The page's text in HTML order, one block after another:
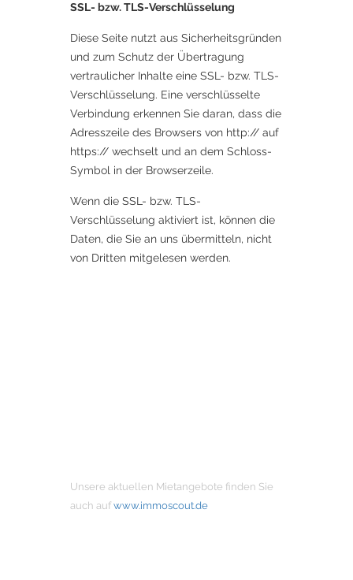
SSL- bzw. TLS-Verschlüsselung
Diese Seite nutzt aus Sicherheitsgründen
und zum Schutz der Übertragung
vertraulicher Inhalte eine SSL- bzw. TLS-
Verschlüsselung. Eine verschlüsselte
Verbindung erkennen Sie daran, dass die
Adresszeile des Browsers von http:// auf
https:// wechselt und an dem Schloss-
Symbol in der Browserzeile.
Wenn die SSL- bzw. TLS-
Verschlüsselung aktiviert ist, können die
Daten, die Sie an uns übermitteln, nicht
von Dritten mitgelesen werden.
Unsere aktuellen Mietangebote finden Sie
auch auf www.immoscout.de